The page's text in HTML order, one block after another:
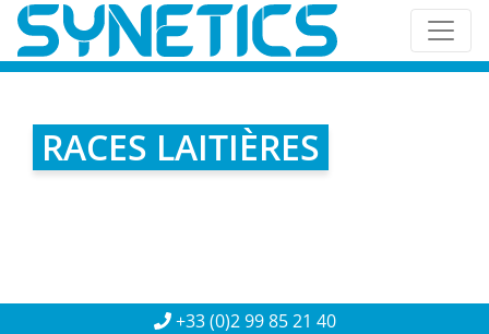
RACES LAITIÈRES
+33 (0)2 99 85 21 40